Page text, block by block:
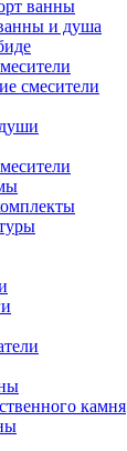
ванны
и душа
смесители
камня